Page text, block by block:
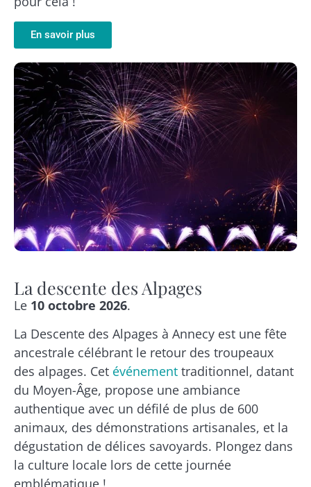
En savoir plus
La descente des Alpages
Le 10 octobre 2026.
La Descente des Alpages à Annecy est une fête
ancestrale célébrant le retour des troupeaux
des alpages. Cet événement traditionnel, datant
du Moyen-Âge, propose une ambiance
authentique avec un défilé de plus de 600
animaux, des démonstrations artisanales, et la
dégustation de délices savoyards. Plongez dans
la culture locale lors de cette journée
emblématique !